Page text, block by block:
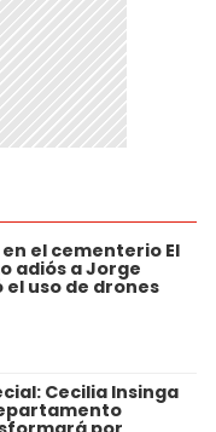
el cementerio El
adiós a Jorge
el uso de drones
Cecilia Insinga